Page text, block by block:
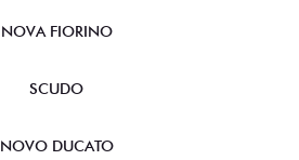
NOVA FIORINO
SCUDO
NOVO DUCATO